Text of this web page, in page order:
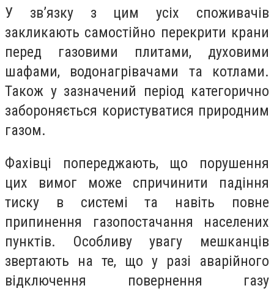
У зв’язку з цим усіх споживачів
закликають самостійно перекрити крани
перед газовими плитами, духовими
шафами, водонагрівачами та котлами.
Також у зазначений період категорично
забороняється користуватися природним
газом.
Фахівці попереджають, що порушення
цих вимог може спричинити падіння
тиску в системі та навіть повне
припинення газопостачання населених
пунктів. Особливу увагу мешканців
звертають на те, що у разі аварійного
відключення повернення газу